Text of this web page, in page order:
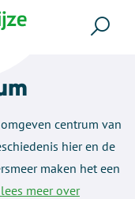
centrum van
hier en de
maken het een
meer over